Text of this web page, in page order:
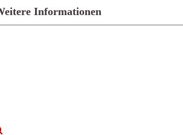
Informationen